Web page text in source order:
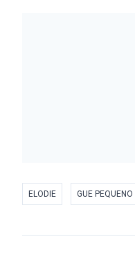
ELODIE GUE PEQUENO